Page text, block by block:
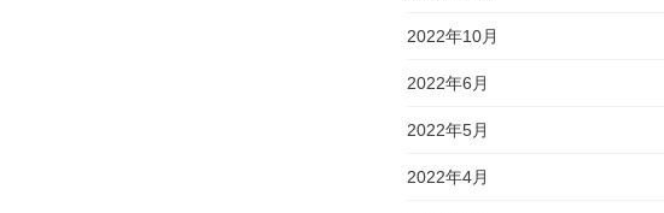
2022年10月
2022年6月
2022年5月
2022年4月